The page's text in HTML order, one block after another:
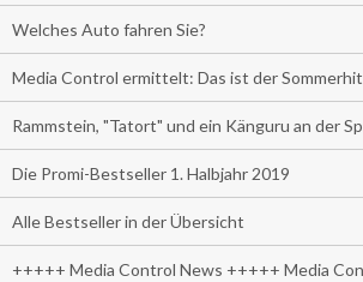
Welches Auto fahren Sie?
Media Control ermittelt: Das ist der
Rammstein, "Tatort" und ein Känguru an der
Die Promi-Bestseller 1. Halbjahr 2019
Alle Bestseller in der Übersicht
+++++ Media Control News +++++ Media